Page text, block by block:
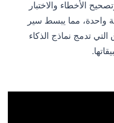
الأخطاء والاختبار
واحدة، مما يبسط سير
تدمج نماذج الذكاء